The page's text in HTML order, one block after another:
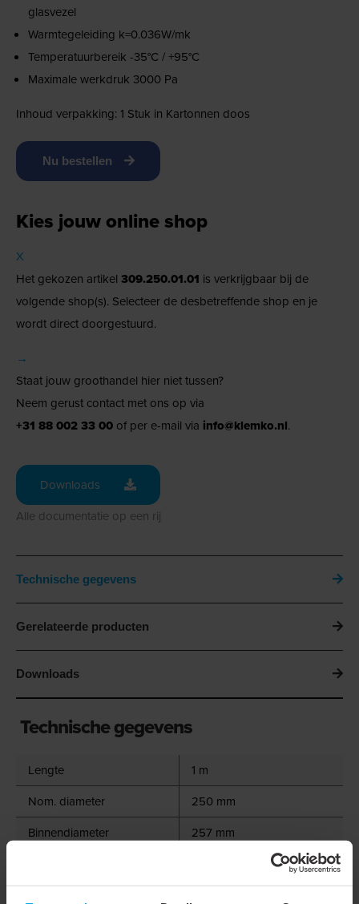
glasvezel
Warmtegeleiding k=0.036W/mk
Temperatuurbereik -35°C / +95°C
Maximale werkdruk 3000 Pa
Inhoud verpakking: 1 Stuk in Kartonnen doos
Nu bestellen
Kies jouw online shop
X
Het gekozen artikel 309.250.01.01 is verkrijgbaar bij de
volgende shop(s). Selecteer de desbetreffende shop en je
wordt direct doorgestuurd.
→
Staat jouw groothandel hier niet tussen?
Neem gerust contact met ons op via
+31 88 002 33 00 of per e-mail via info@klemko.nl.
Downloads
Alle documentatie op een rij
Technische gegevens
Gerelateerde producten
Downloads
Technische gegevens
Lengte
1 m
Nom. diameter
250 mm
Binnendiameter
257 mm